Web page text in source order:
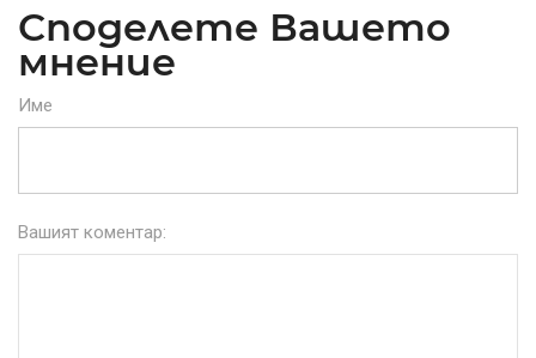
Споделете Вашето
мнение
Име
Вашият коментар: